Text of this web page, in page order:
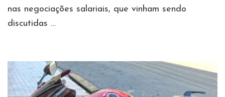
nas negociações salariais, que vinham sendo
discutidas …